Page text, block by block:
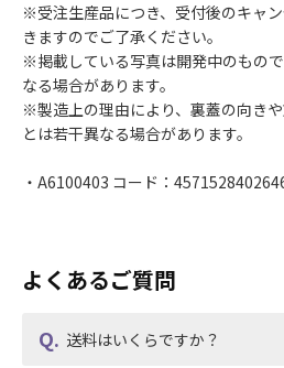
※受注生産品につき、受付後のキャ
きますのでご了承ください。
※掲載している写真は開発中のもの
なる場合があります。
※製造上の理由により、裏蓋の向き
とは若干異なる場合があります。
・A6100403 コード：
よくあるご質問
送料はいくらですか？